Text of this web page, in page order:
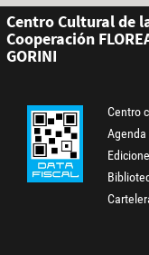
Centro Cultural de
Cooperación
GORINI
Centro
Agenda